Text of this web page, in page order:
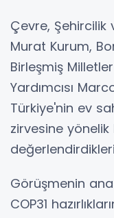
Çevre, Şehircilik
Murat Kurum,
Birleşmiş
Yardımcısı
Türkiye'nin ev
zirvesine yönelik
Görüşmenin
COP31